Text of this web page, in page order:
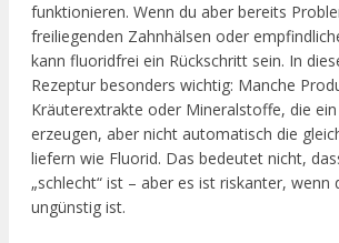
funktionieren. Wenn du aber bereits
freiliegenden Zahnhälsen oder
kann fluoridfrei ein Rückschritt sein. In
Rezeptur besonders wichtig: Manche
Kräuterextrakte oder Mineralstoffe, die ein
erzeugen, aber nicht automatisch die
liefern wie Fluorid. Das bedeutet nicht,
„schlecht“ ist – aber es ist riskanter, wenn
ungünstig ist.